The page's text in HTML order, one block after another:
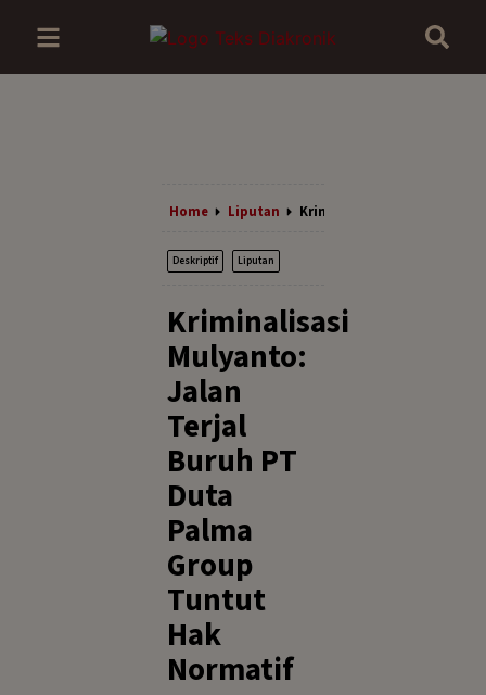
Home Liputan Kriminalisasi Mulyanto:
Deskriptif Liputan
Kriminalisasi
Mulyanto:
Jalan
Terjal
Buruh PT
Duta
Palma
Group
Tuntut
Hak
Normatif